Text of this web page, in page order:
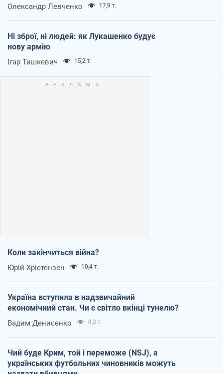
Олександр Левченко 17,9 т.
Ні зброї, ні людей: як Лукашенко будує
нову армію
Ігар Тишкевич 15,2 т.
Коли закінчиться війна?
Юрій Хрістензен 10,4 т.
Україна вступила в надзвичайний
економічний стан. Чи є світло вкінці тунелю?
Вадим Денисенко 8,3 т.
Чий буде Крим, той і переможе (NSJ), а
українських футбольних чиновників можуть